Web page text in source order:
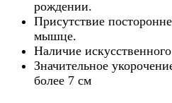
рождении.
Присутствие
мышце.
Наличие
Значительное
более 7 см